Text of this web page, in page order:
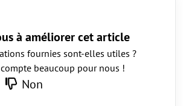
à améliorer cet article
fournies sont-elles utiles ?
beaucoup pour nous !
Non